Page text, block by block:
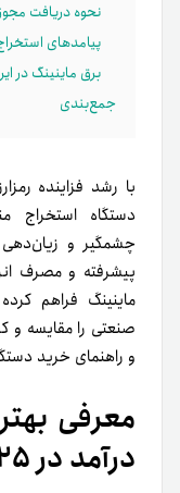
نحوه دریافت
پیامدهای استخراج
برق ماینینگ در
جمع‌بندی
با رشد فزاینده
دستگاه استخراج
پیشرفته و مصرف
ماینینگ فراهم
صنعتی را مقایسه و
و راهنمای خرید
معرفی
درآمد در ۲۰۲۵